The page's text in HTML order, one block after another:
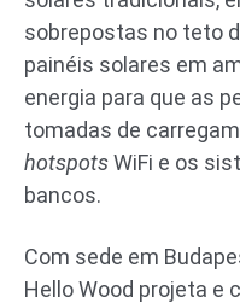
sobrepostas no teto
painéis solares em
energia para que as
tomadas de
hotspotsWiFi e os
bancos.
Com sede em
Hello Wood projeta e